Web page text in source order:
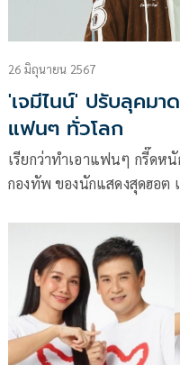
26 มิถุนายน 2567
'เจมีไนน์' ปรับลุคมาดนิ่ง แฮปปี้
แฟนๆ ทั่วโลก
เรียกว่าทำเอาแฟนๆ กรี๊ดห
กองทัพ ของนักแสดงสุดฮอต
GMMTV ซึ่งหนุ่มเจมีไนน์เล่
ลการแสดงได้อย่างมีเสน่ห์
เหมือนได้ฉีกกรอบความเป็น
ตัวเองก็ยังไม่เคยสัมผัส ซึ่งไ
แฟนๆ ทั่วโลก